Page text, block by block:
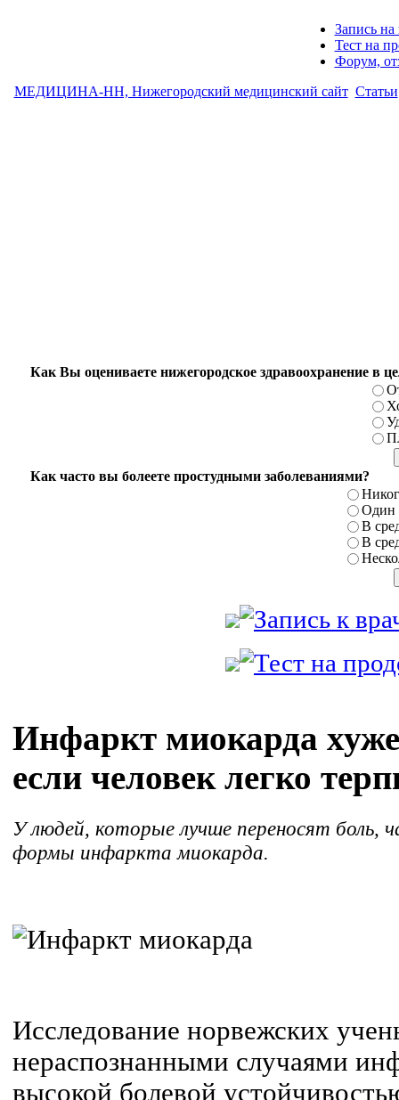
Запись на
Тест на
Форум,
МЕДИЦИНА-НН, Нижегородский медицинский сайт Статьи
Как Вы оцениваете нижегородское здравоохранение в
Как часто вы болеете простудными заболеваниями?
Один
В
В
Инфаркт миокарда хуже
если человек легко
У людей, которые лучше переносят боль,
формы инфаркта миокарда.
Исследование норвежских
нераспознанными случаями
высокой болевой